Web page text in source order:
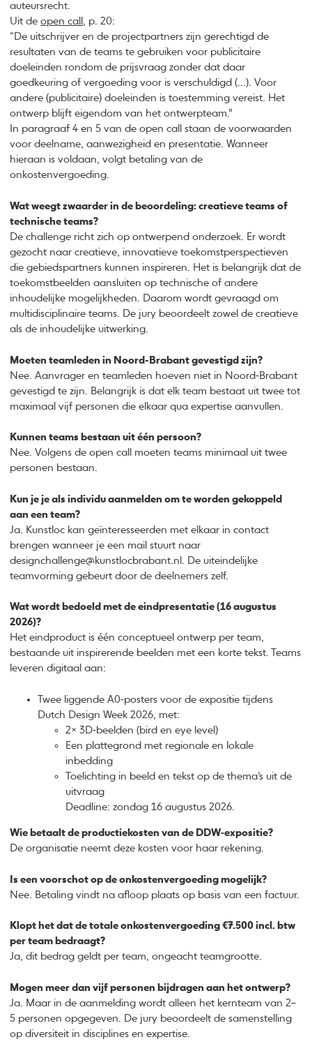
auteursrecht.
Uit deopen call , p. 20:
“De uitschrijver en de projectpartners zijn gerechtigd de
resultaten van de teams te gebruiken voor publicitaire
doeleinden rondom de prijsvraag zonder dat daar
goedkeuring of vergoeding voor is verschuldigd (...). Voor
andere (publicitaire) doeleinden is toestemming vereist. Het
ontwerp blijft eigendom van het ontwerpteam.”
In paragraaf 4 en 5 van de open call staan de voorwaarden
voor deelname, aanwezigheid en presentatie. Wanneer
hieraan is voldaan, volgt betaling van de
onkostenvergoeding.
Wat weegt zwaarder in de beoordeling: creatieve teams of
technische teams?
De challenge richt zich op ontwerpend onderzoek. Er wordt
gezocht naar creatieve, innovatieve toekomstperspectieven
die gebiedspartners kunnen inspireren. Het is belangrijk dat de
toekomstbeelden aansluiten op technische of andere
inhoudelijke mogelijkheden. Daarom wordt gevraagd om
multidisciplinaire teams. De jury beoordeelt zowel de creatieve
als de inhoudelijke uitwerking.
Moeten teamleden in Noord-Brabant gevestigd zijn?
Nee. Aanvrager en teamleden hoeven niet in Noord‑Brabant
gevestigd te zijn. Belangrijk is dat elk team bestaat uit twee tot
maximaal vijf personen die elkaar qua expertise aanvullen.
Kunnen teams bestaan uit één persoon?
Nee. Volgens de open call moeten teams minimaal uit twee
personen bestaan.
Kun je je als individu aanmelden om te worden gekoppeld
aan een team?
Ja. Kunstloc kan geïnteresseerden met elkaar in contact
brengen wanneer je een mail stuurt naar
designchallenge@kunstlocbrabant.nl. De uiteindelijke
teamvorming gebeurt door de deelnemers zelf.
Wat wordt bedoeld met de eindpresentatie (16 augustus
2026)?
Het eindproduct is één conceptueel ontwerp per team,
bestaande uit inspirerende beelden met een korte tekst. Teams
leveren digitaal aan:
Twee liggende A0‑posters voor de expositie tijdens
Dutch Design Week 2026, met:
2× 3D‑beelden (bird en eye level)
Een plattegrond met regionale en lokale
inbedding
Toelichting in beeld en tekst op de thema’s uit de
uitvraag
Deadline: zondag 16 augustus 2026.
Wie betaalt de productiekosten van de DDW‑expositie?
De organisatie neemt deze kosten voor haar rekening.
Is een voorschot op de onkostenvergoeding mogelijk?
Nee. Betaling vindt na afloop plaats op basis van een factuur.
Klopt het dat de totale onkostenvergoeding €7.500 incl. btw
per team bedraagt?
Ja, dit bedrag geldt per team, ongeacht teamgrootte.
Mogen meer dan vijf personen bijdragen aan het ontwerp?
Ja. Maar in de aanmelding wordt alleen het kernteam van 2–
5 personen opgegeven. De jury beoordeelt de samenstelling
op diversiteit in disciplines en expertise.